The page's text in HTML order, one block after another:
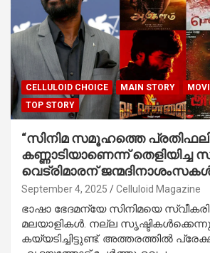
CELLULOID CHOICE MAIN STORY
TOP STORY
“സിനിമ സമൂഹത്തെ
കണ്ണാടിയാണെന്ന് തെളിയിച്ച
വെട്രിമാരന്
September 4, 2025 Celluloid Magazine
ഭാഷാ ഭേദമന്യേ സിനിമയെ
മലയാളികൾ. നല്ല
കയ്യടിച്ചിട്ടുണ്ട്. അത്തരത്തിൽ